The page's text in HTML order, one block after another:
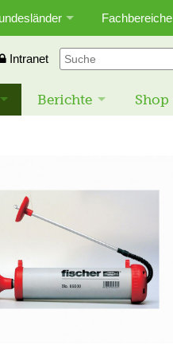
Fachbereiche
Intranet
Berichte Shop